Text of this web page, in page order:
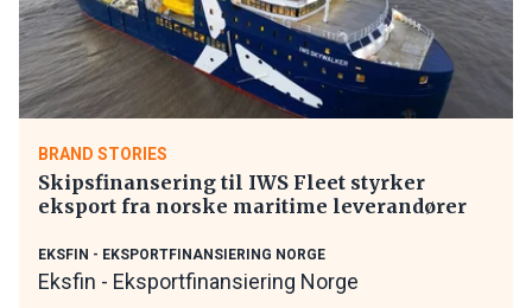
BRAND STORIES
Skipsfinansering til IWS Fleet styrker
eksport fra norske maritime leverandører
EKSFIN - EKSPORTFINANSIERING NORGE
Eksfin - Eksportfinansiering Norge